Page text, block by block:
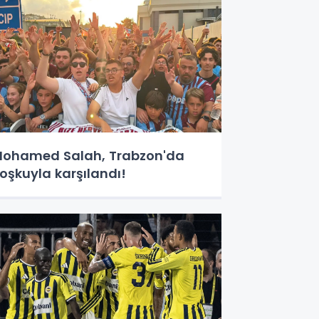
Salah, Trabzon'da
karşılandı!